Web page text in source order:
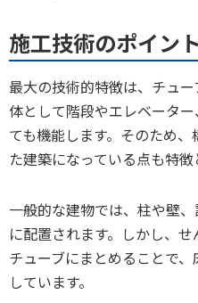
施工技術のポイント
最大の技術的特徴は、チュ
体として階段やエレベータ
ても機能します。そのため
た建築になっている点も特徴
一般的な建物では、柱や壁
に配置されます。しかし、せ
チューブにまとめることで
しています。